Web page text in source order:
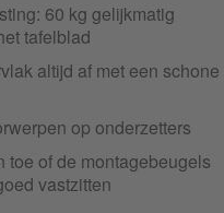
60 kg gelijkmatig
tafelblad
altijd af met een schone
op onderzetters
toe of de montagebeugels
vastzitten